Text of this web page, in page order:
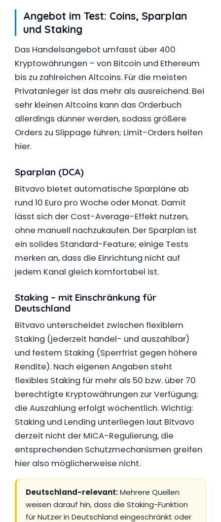
Angebot im Test: Coins, Sparplan
und Staking
Das Handelsangebot umfasst über 400
Kryptowährungen – von Bitcoin und Ethereum
bis zu zahlreichen Altcoins. Für die meisten
Privatanleger ist das mehr als ausreichend. Bei
sehr kleinen Altcoins kann das Orderbuch
allerdings dünner werden, sodass größere
Orders zu Slippage führen; Limit-Orders helfen
hier.
Sparplan (DCA)
Bitvavo bietet automatische Sparpläne ab
rund 10 Euro pro Woche oder Monat. Damit
lässt sich der Cost-Average-Effekt nutzen,
ohne manuell nachzukaufen. Der Sparplan ist
ein solides Standard-Feature; einige Tests
merken an, dass die Einrichtung nicht auf
jedem Kanal gleich komfortabel ist.
Staking – mit Einschränkung für
Deutschland
Bitvavo unterscheidet zwischen flexiblem
Staking (jederzeit handel- und auszahlbar)
und festem Staking (Sperrfrist gegen höhere
Rendite). Nach eigenen Angaben steht
flexibles Staking für mehr als 50 bzw. über 70
berechtigte Kryptowährungen zur Verfügung;
die Auszahlung erfolgt wöchentlich. Wichtig:
Staking und Lending unterliegen laut Bitvavo
derzeit nicht der MiCA-Regulierung, die
entsprechenden Schutzmechanismen greifen
hier also möglicherweise nicht.
Deutschland-relevant:Mehrere Quellen
weisen darauf hin, dass die Staking-Funktion
für Nutzer in Deutschland eingeschränkt oder